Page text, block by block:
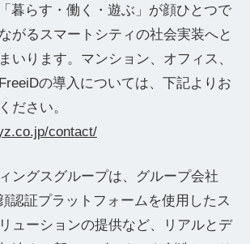
暮らす・働く・遊ぶ」が顔ひとつで
がるスマートシティの社会実装へと
いります。マンション、オフィス、
の導入については、下記よりお
ださい。
contact/
ングスグループは、グループ会社
認証プラットフォームを使用したス
ューションの提供など、リアルとデ